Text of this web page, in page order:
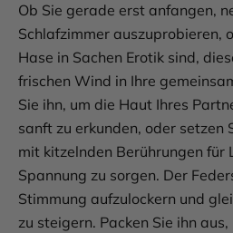
Ob Sie gerade erst anfangen,
Schlafzimmer auszuprobieren,
Hase in Sachen Erotik sind,
frischen Wind in Ihre
Sie ihn, um die Haut Ihres
sanft zu erkunden, oder setzen
mit kitzelnden Berührungen für
Spannung zu sorgen. Der
Stimmung aufzulockern und
zu steigern. Packen Sie ihn